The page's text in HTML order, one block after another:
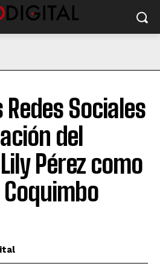
Redes Sociales
del
Pérez como